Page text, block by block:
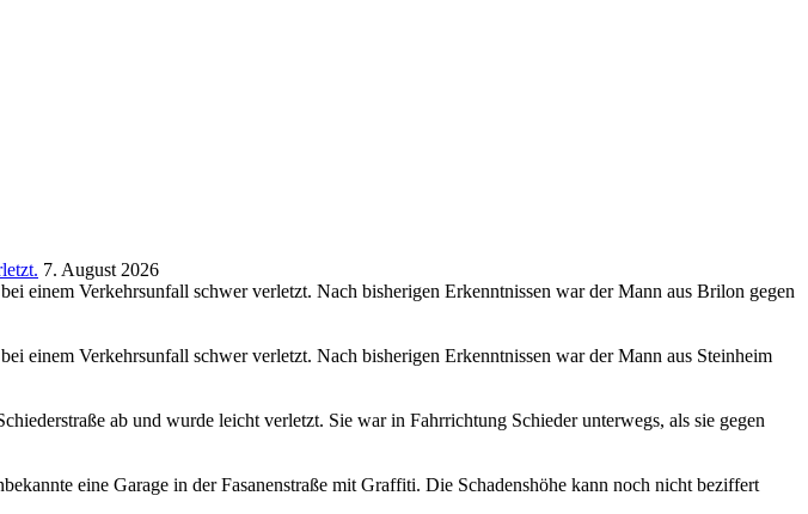
7. August 2026
einem Verkehrsunfall schwer verletzt. Nach bisherigen Erkenntnissen war der Mann aus Brilon gegen
einem Verkehrsunfall schwer verletzt. Nach bisherigen Erkenntnissen war der Mann aus Steinheim
ab und wurde leicht verletzt. Sie war in Fahrrichtung Schieder unterwegs, als sie gegen
eine Garage in der Fasanenstraße mit Graffiti. Die Schadenshöhe kann noch nicht beziffert